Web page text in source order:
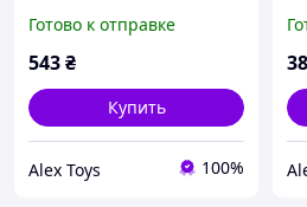
129 Деталей || AlexToys
Готово к отправке
543₴
Купить
Alex Toys 100%